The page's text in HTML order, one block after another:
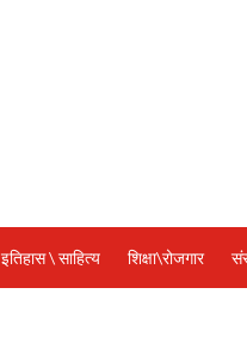
इतिहास \ साहित्य शिक्षा\रोजगार